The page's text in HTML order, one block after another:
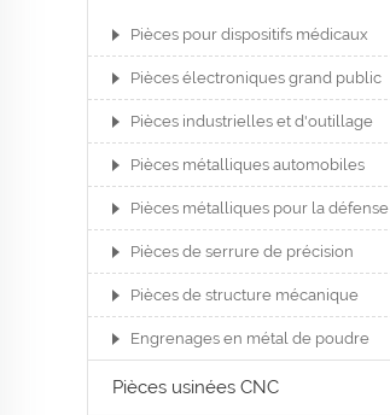
Pièces pour dispositifs médicaux
Pièces électroniques grand public
Pièces industrielles et d'outillage
Pièces métalliques automobiles
Pièces métalliques pour la défense
Pièces de serrure de précision
Pièces de structure mécanique
Engrenages en métal de poudre
Pièces usinées CNC